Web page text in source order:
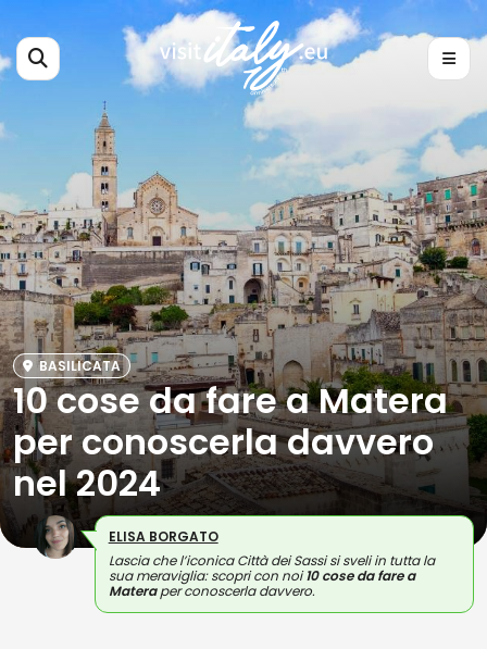
BASILICATA
10 cose da fare a Matera
per conoscerla davvero
nel 2024
ELISA BORGATO
Lascia che l’iconica Città dei Sassi si sveli in tutta la
sua meraviglia: scopri con noi10 cose da fare a
Materaper conoscerla davvero.